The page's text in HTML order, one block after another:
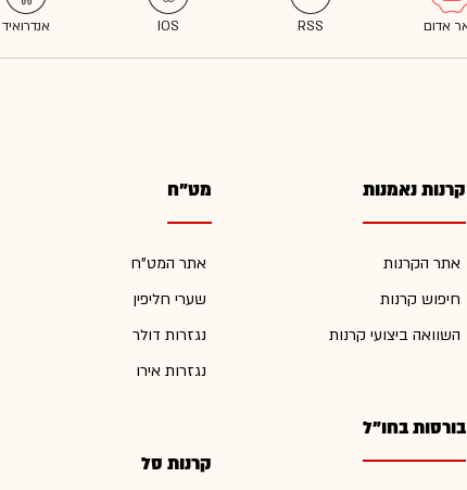
קרנות נאמנות
אתר הקרנות
חיפוש קרנות
השוואה ביצועי קרנות
בורסות בחו"ל
מט"ח
אתר המט"ח
שערי חליפין
נגזרות דולר
נגזרות אירו
קרנות סל